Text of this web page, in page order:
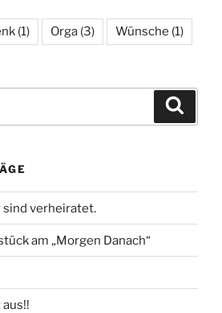
(1) Orga (3) Wünsche (1)
sind verheiratet.
am „Morgen Danach“